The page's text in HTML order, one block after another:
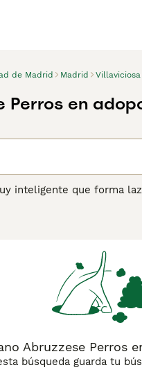
de Madrid Madrid
Perros en
inteligente que forma
nobles que disfrutan de
hogar con un Pastor
Maremmano-
Abruzzese Perros
búsqueda guarda tu